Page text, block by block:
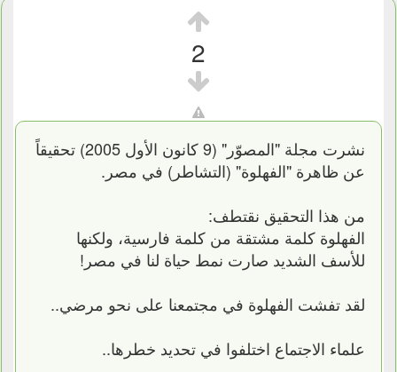
2
نشرت مجلة "المصوّر" (9 كانون الأول 2005) تحقيقاً
عن ظاهرة "الفهلوة" (التشاطر) في مصر.
من هذا التحقيق نقتطف:
الفهلوة كلمة مشتقة من كلمة فارسية، ولكنها
للأسف الشديد صارت نمط حياة لنا في مصر!
لقد تفشت الفهلوة في مجتمعنا على نحو مرضي..
علماء الاجتماع اختلفوا في تحديد خطرها..